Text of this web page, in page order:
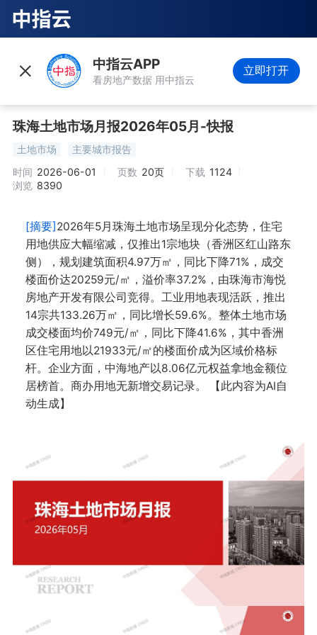
中指云APP
看房地产数据 用中指云
立即打开
珠海土地市场月报2026年05月-快报
土地市场
主要城市报告
时间 2026-06-01 页数 20页 下载 1124
浏览 8390
[摘要]2026年5月珠海土地市场呈现分化态势，住宅
用地供应大幅缩减，仅推出1宗地块（香洲区红山路东
侧），规划建筑面积4.97万㎡，同比下降71%，成交
楼面价达20259元/㎡，溢价率37.2%，由珠海市海悦
房地产开发有限公司竞得。工业用地表现活跃，推出
14宗共133.26万㎡，同比增长59.6%。整体土地市场
成交楼面均价749元/㎡，同比下降41.6%，其中香洲
区住宅用地以21933元/㎡的楼面价成为区域价格标
杆。企业方面，中海地产以8.06亿元权益拿地金额位
居榜首。商办用地无新增交易记录。 【此内容为AI自
动生成】